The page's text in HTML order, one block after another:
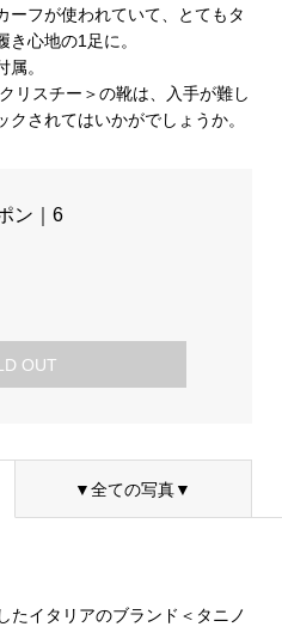
ーフが使われていて、とてもタ
心地の1足に。
。
リスチー＞の靴は、入手が難し
されてはいかがでしょうか。
ン｜6
OUT
▼全ての写真▼
たイタリアのブランド＜タニノ